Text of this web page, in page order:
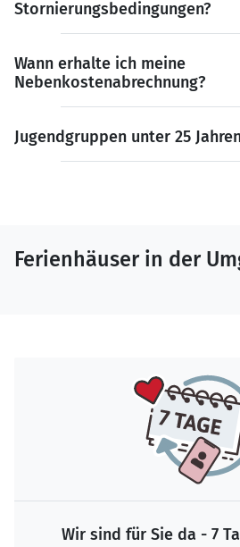
Stornierungsbedingungen?
Wann erhalte ich meine
Nebenkostenabrechnung?
Jugendgruppen unter 25
Ferienhäuser in der
Wir sind für Sie da - 7